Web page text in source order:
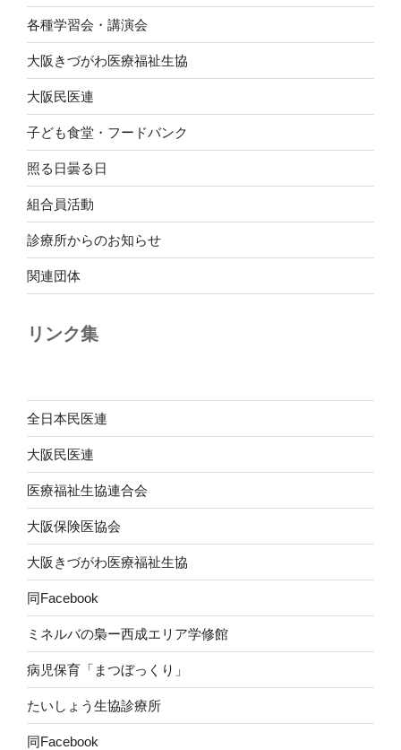
各種学習会・講演会
大阪きづがわ医療福祉生協
大阪民医連
子ども食堂・フードバンク
照る日曇る日
組合員活動
診療所からのお知らせ
関連団体
リンク集
全日本民医連
大阪民医連
医療福祉生協連合会
大阪保険医協会
大阪きづがわ医療福祉生協
同Facebook
ミネルバの梟ー西成エリア学修館
病児保育「まつぼっくり」
たいしょう生協診療所
同Facebook